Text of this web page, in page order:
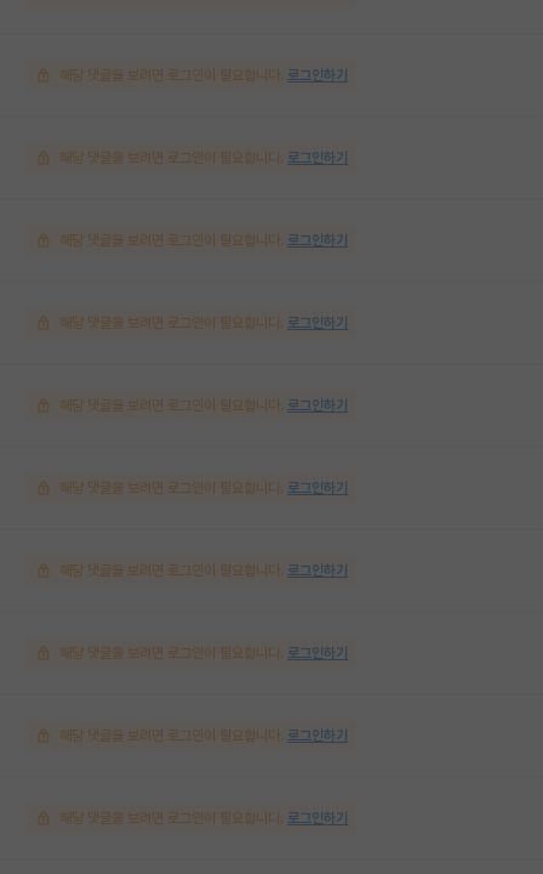
해당 댓글을 보려면 로그인이 필요합니다. 로그인하기
해당 댓글을 보려면 로그인이 필요합니다. 로그인하기
해당 댓글을 보려면 로그인이 필요합니다. 로그인하기
해당 댓글을 보려면 로그인이 필요합니다. 로그인하기
해당 댓글을 보려면 로그인이 필요합니다. 로그인하기
해당 댓글을 보려면 로그인이 필요합니다. 로그인하기
해당 댓글을 보려면 로그인이 필요합니다. 로그인하기
해당 댓글을 보려면 로그인이 필요합니다. 로그인하기
해당 댓글을 보려면 로그인이 필요합니다. 로그인하기
해당 댓글을 보려면 로그인이 필요합니다. 로그인하기